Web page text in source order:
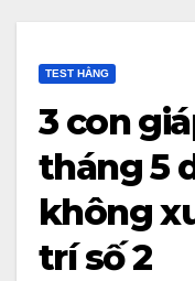
TEST HẰNG
3 con
tháng 5
không
trí số 2